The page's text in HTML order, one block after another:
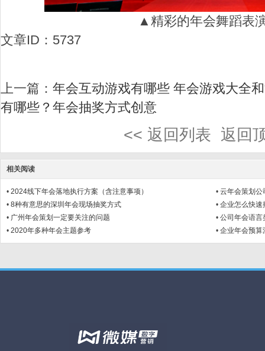
▲精彩的年会舞蹈表
文章ID：5737
上一篇： 年会互动游戏有哪些 年会游戏大全
有哪些？年会抽奖方式创意
<< 返回列表 返回
相关阅读
• 2024线下年会落地执行方案（含注意事项） • 云年会策划公
• 8种有意思的深圳年会现场抽奖方式 • 企业怎么快速
• 广州年会策划一定要关注的问题 • 公司年会语言
• 2020年多种年会主题参考 • 企业年会预算